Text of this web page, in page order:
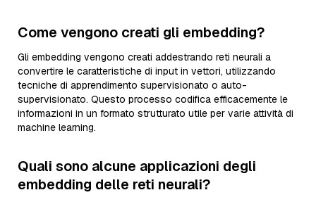
Come vengono creati gli embedding?
Gli embedding vengono creati addestrando reti neurali a
convertire le caratteristiche di input in vettori, utilizzando
tecniche di apprendimento supervisionato o auto-
supervisionato. Questo processo codifica efficacemente le
informazioni in un formato strutturato utile per varie attività di
machine learning.
Quali sono alcune applicazioni degli
embedding delle reti neurali?